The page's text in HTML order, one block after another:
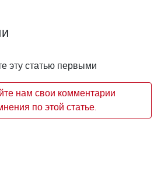
эту статью первыми
нам свои комментарии
по этой статье.